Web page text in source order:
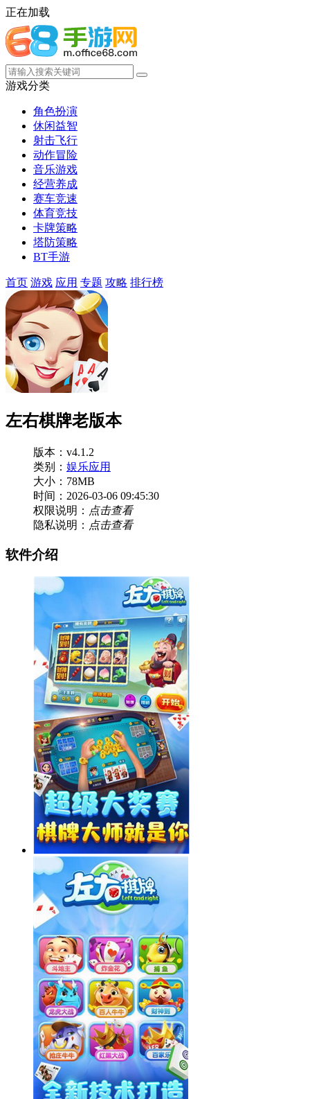
正在加载
游戏分类
角色扮演
休闲益智
射击飞行
动作冒险
音乐游戏
经营养成
赛车竞速
体育竞技
卡牌策略
塔防策略
BT手游
首页 游戏 应用 专题 攻略 排行榜
左右棋牌老版本
版本：v4.1.2
类别： 娱乐应用
大小：78MB
时间：2026-03-06 09:45:30
权限说明： 点击查看
隐私说明： 点击查看
软件介绍